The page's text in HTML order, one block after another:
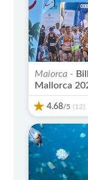
Maiorca -
Mallorca
4.68/5 (12)